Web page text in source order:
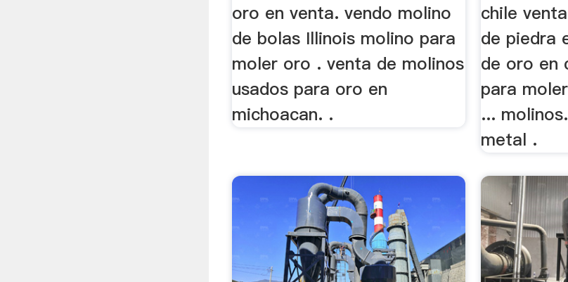
oro en venta. vendo molino
de bolas Illinois molino para
moler oro . venta de molinos
usados para oro en
michoacan. .
chile
de piedra
de oro en
para
...
metal .